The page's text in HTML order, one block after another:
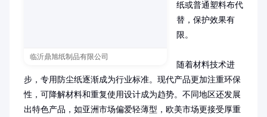
临沂鼎旭纸制品有限公司
纸或普通塑料布代
替，保护效果有
限。
随着材料技术进
步，专用防尘纸逐渐成为行业标准。现代产品更加注重环保
性，可降解材料和重复使用设计成为趋势。不同地区还发展
出特色产品，如亚洲市场偏爱轻薄型，欧美市场更接受厚重